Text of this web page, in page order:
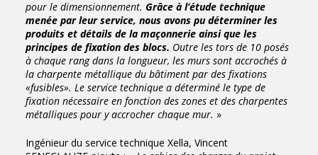
pour le dimensionnement. Grâce à l’étude technique
menée par leur service, nous avons pu déterminer les
produits et détails de la maçonnerie ainsi que les
principes de fixation des blocs. Outre les tors de 10 posés
à chaque rang dans la longueur, les murs sont accrochés à
la charpente métallique du bâtiment par des fixations
«fusibles». Le service technique a déterminé le type de
fixation nécessaire en fonction des zones et des charpentes
métalliques pour y accrocher chaque mur. »
Ingénieur du service technique Xella, Vincent